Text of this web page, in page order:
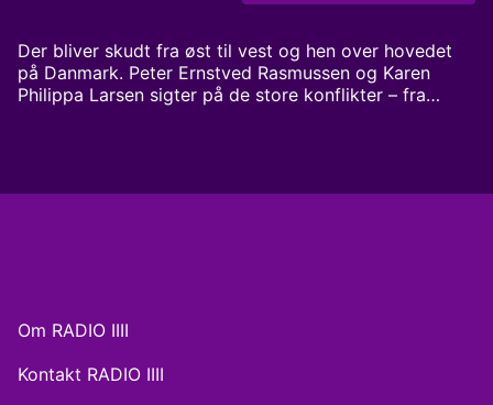
Der bliver skudt fra øst til vest og hen over hovedet
på Danmark. Peter Ernstved Rasmussen og Karen
Philippa Larsen sigter på de store konflikter – fra
Om RADIO IIII
Kontakt RADIO IIII